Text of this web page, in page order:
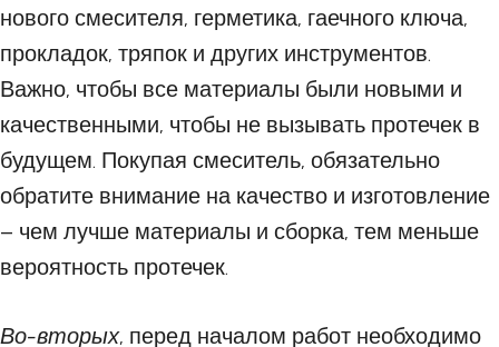
нового смесителя, герметика, гаечного ключа,
прокладок, тряпок и других инструментов.
Важно, чтобы все материалы были новыми и
качественными, чтобы не вызывать протечек в
будущем. Покупая смеситель, обязательно
обратите внимание на качество и изготовление
– чем лучше материалы и сборка, тем меньше
вероятность протечек.
Во-вторых, перед началом работ необходимо